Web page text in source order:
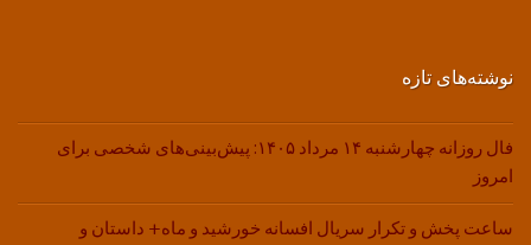
نوشته‌های تازه
فال روزانه چهارشنبه ۱۴ مرداد ۱۴۰۵: پیش‌بینی‌های شخصی برای
امروز
ساعت پخش و تکرار سریال افسانه خورشید و ماه+ داستان و